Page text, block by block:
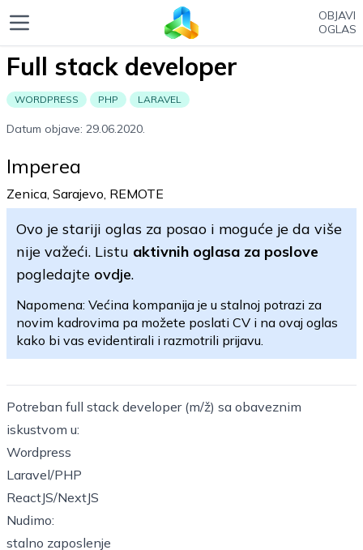
OBJAVI
OGLAS
Full stack developer
WORDPRESS PHP LARAVEL
Datum objave: 29.06.2020.
Imperea
Zenica, Sarajevo, REMOTE
Ovo je stariji oglas za posao i moguće je da više
nije važeći. Listu aktivnih oglasa za poslove
pogledajte ovdje.
Napomena: Većina kompanija je u stalnoj potrazi za
novim kadrovima pa možete poslati CV i na ovaj oglas
kako bi vas evidentirali i razmotrili prijavu.
Potreban full stack developer (m/ž) sa obaveznim
iskustvom u:
Wordpress
Laravel/PHP
ReactJS/NextJS
Nudimo:
stalno zaposlenje